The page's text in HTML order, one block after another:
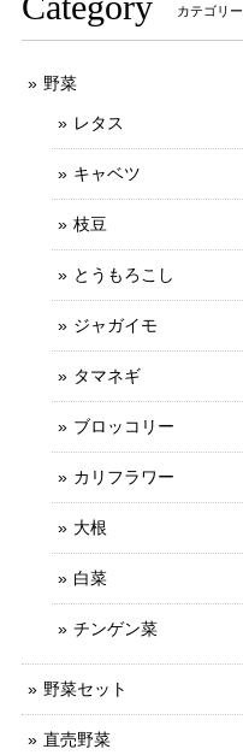
カテゴリー
野菜
レタス
キャベツ
枝豆
とうもろこし
ジャガイモ
タマネギ
ブロッコリー
カリフラワー
大根
白菜
チンゲン菜
野菜セット
直売野菜